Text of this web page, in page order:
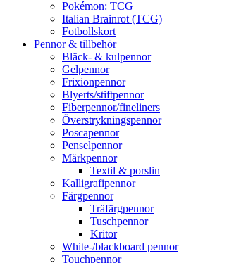
Pokémon: TCG
Italian Brainrot (TCG)
Fotbollskort
Pennor & tillbehör
Bläck- & kulpennor
Gelpennor
Frixionpennor
Blyerts/stiftpennor
Fiberpennor/fineliners
Överstrykningspennor
Poscapennor
Penselpennor
Märkpennor
Textil & porslin
Kalligrafipennor
Färgpennor
Träfärgpennor
Tuschpennor
Kritor
White-/blackboard pennor
Touchpennor